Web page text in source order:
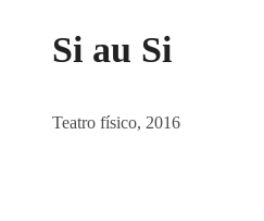
Si au Si
Teatro físico, 2016